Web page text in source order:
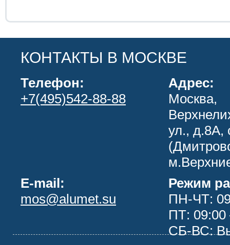
КОНТАКТЫ В МОСКВЕ
Телефон:
+7(495)542-88-88
Адрес:
Москва,
ул., д.8А,
E-mail:
mos@alumet.su
Режим
ПН-ЧТ:
ПТ: 09:00
СБ-ВС: